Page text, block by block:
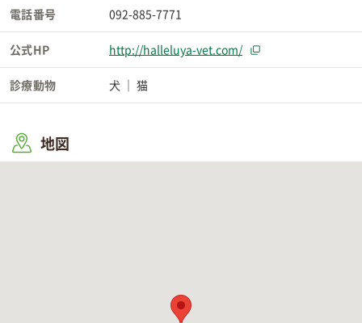
電話番号 092-885-7771
公式HP http://halleluya-vet.com/
診療動物 犬 猫
地図